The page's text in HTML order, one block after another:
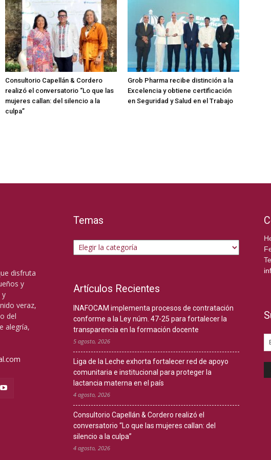
Consultorio Capellán & Cordero
realizó el conversatorio “Lo que las
mujeres callan: del silencio a la
culpa”
Grob Pharma recibe distinción a la
Excelencia y obtiene certificación
en Seguridad y Salud en el Trabajo
disfruta
y
y
veraz,
del
alegría,
Temas
Temas
Artículos Recientes
INAFOCAM implementa procesos de contratación
conforme a la Ley núm. 47-25 para fortalecer la
transparencia en la formación docente
5 agosto, 2026
Liga de la Leche exhorta fortalecer red de apoyo
comunitaria e institucional para proteger la
lactancia materna en el país
4 agosto, 2026
Consultorio Capellán & Cordero realizó el
conversatorio “Lo que las mujeres callan: del
silencio a la culpa”
4 agosto, 2026